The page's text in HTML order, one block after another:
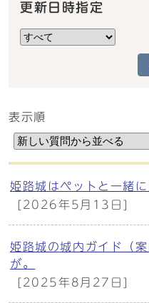
更新日時指定
メインメニュー
表示順
姫路城はペットと一緒
[2026年5月13日]
姫路城の城内ガイド（
が。
[2025年8月27日]